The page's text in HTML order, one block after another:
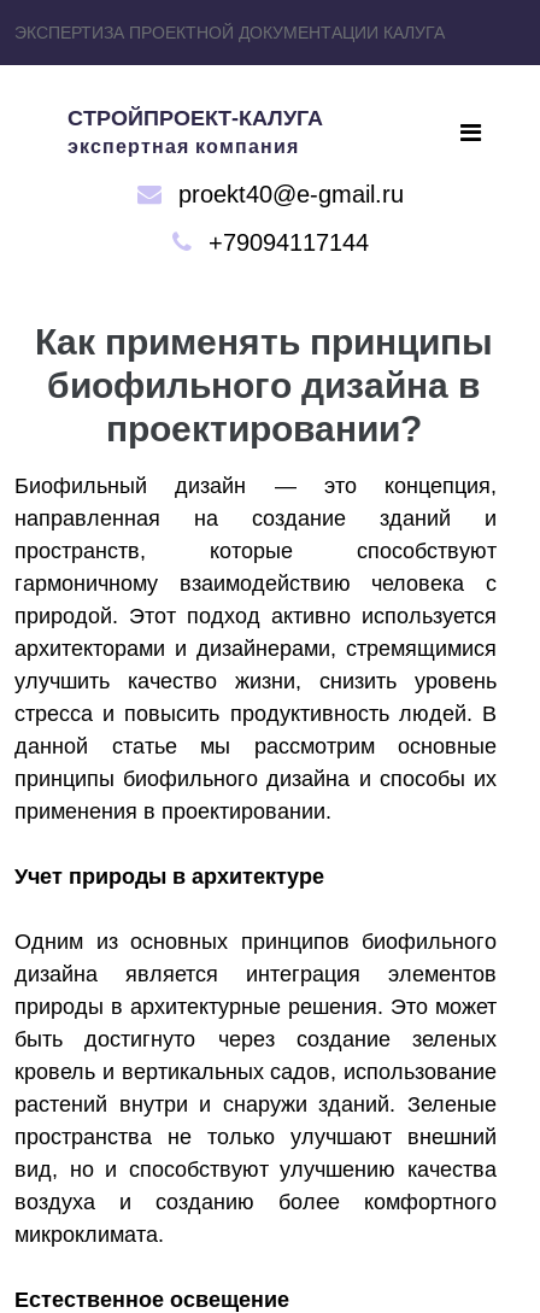
ЭКСПЕРТИЗА ПРОЕКТНОЙ ДОКУМЕНТАЦИИ КАЛУГА
СТРОЙПРОЕКТ-КАЛУГА
экспертная компания
proekt40@e-gmail.ru
+79094117144
Как применять принципы
биофильного дизайна в
проектировании?
Биофильный дизайн — это концепция,
направленная на создание зданий и
пространств, которые способствуют
гармоничному взаимодействию человека с
природой. Этот подход активно используется
архитекторами и дизайнерами, стремящимися
улучшить качество жизни, снизить уровень
стресса и повысить продуктивность людей. В
данной статье мы рассмотрим основные
принципы биофильного дизайна и способы их
применения в проектировании.
Учет природы в архитектуре
Одним из основных принципов биофильного
дизайна является интеграция элементов
природы в архитектурные решения. Это может
быть достигнуто через создание зеленых
кровель и вертикальных садов, использование
растений внутри и снаружи зданий. Зеленые
пространства не только улучшают внешний
вид, но и способствуют улучшению качества
воздуха и созданию более комфортного
микроклимата.
Естественное освещение